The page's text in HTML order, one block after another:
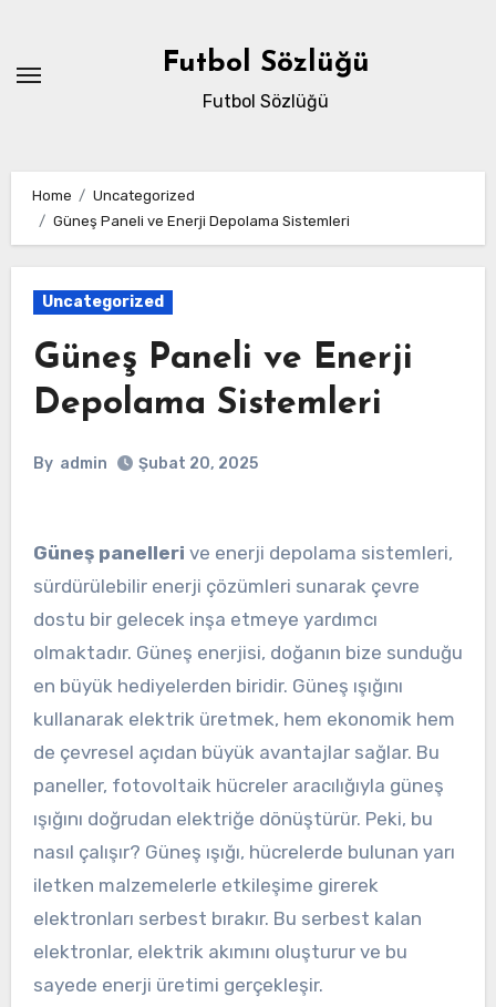
content
Futbol Sözlüğü
Futbol Sözlüğü
Home
Uncategorized
Güneş Paneli ve Enerji Depolama Sistemleri
Uncategorized
Güneş Paneli ve Enerji
Depolama Sistemleri
By admin Şubat 20, 2025
Güneş panelleri ve enerji depolama sistemleri,
sürdürülebilir enerji çözümleri sunarak çevre
dostu bir gelecek inşa etmeye yardımcı
olmaktadır. Güneş enerjisi, doğanın bize sunduğu
en büyük hediyelerden biridir. Güneş ışığını
kullanarak elektrik üretmek, hem ekonomik hem
de çevresel açıdan büyük avantajlar sağlar. Bu
paneller, fotovoltaik hücreler aracılığıyla güneş
ışığını doğrudan elektriğe dönüştürür. Peki, bu
nasıl çalışır? Güneş ışığı, hücrelerde bulunan yarı
iletken malzemelerle etkileşime girerek
elektronları serbest bırakır. Bu serbest kalan
elektronlar, elektrik akımını oluşturur ve bu
sayede enerji üretimi gerçekleşir.